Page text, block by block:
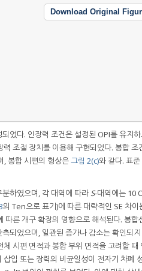
Download Original
었다. 인장력 조건은 설정된 OPI를 유지
조절 장치를 이용해 구현되었다. 봉합 조
, 봉합 시편의 형상은그림 2(c)와 같다. 표준
하였으며, 각 대역에 따라 S-대역에는 10
의 Ten으로 표기)에 따른 대략적인 SE 차
따른 개구 확장의 영향으로 해석된다. 봉합
되었으며, 일관된 증가나 감소는 확인되
시편 면적과 봉합 부위 면적을 고려할 때
입 또는 장력의 비균일성이 전자기 차폐